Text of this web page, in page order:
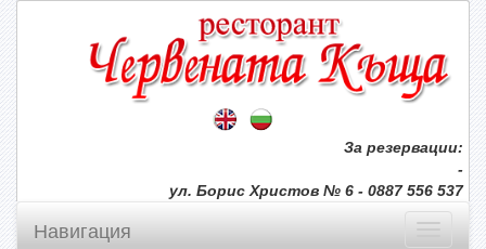
За резервации:
-
ул. Борис Христов № 6 - 0887 556 537
Навигация